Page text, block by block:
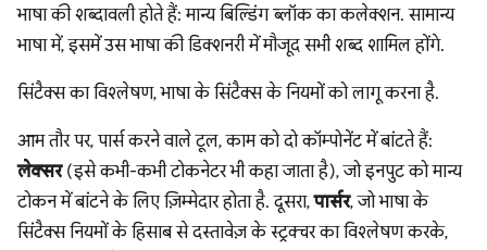
भाषा की शब्दावली होते हैं: मान्य बिल्डिंग ब्लॉक का कलेक्शन. सामान्य
भाषा में, इसमें उस भाषा की डिक्शनरी में मौजूद सभी शब्द शामिल होंगे.
सिंटैक्स का विश्लेषण, भाषा के सिंटैक्स के नियमों को लागू करना है.
आम तौर पर, पार्स करने वाले टूल, काम को दो कॉम्पोनेंट में बांटते हैं:
लेक्सर(इसे कभी-कभी टोकनेटर भी कहा जाता है), जो इनपुट को मान्य
टोकन में बांटने के लिए ज़िम्मेदार होता है. दूसरा,पार्सर, जो भाषा के
सिंटैक्स नियमों के हिसाब से दस्तावेज़ के स्ट्रक्चर का विश्लेषण करके,